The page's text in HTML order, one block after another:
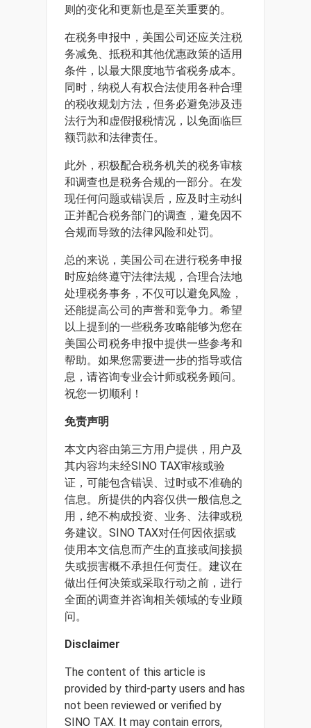
则的变化和更新也是至关重要的。
在税务申报中，美国公司还应关注税
务减免、抵税和其他优惠政策的适用
条件，以最大限度地节省税务成本。
同时，纳税人有权合法使用各种合理
的税收规划方法，但务必避免涉及违
法行为和虚假报税情况，以免面临巨
额罚款和法律责任。
此外，积极配合税务机关的税务审核
和调查也是税务合规的一部分。在发
现任何问题或错误后，应及时主动纠
正并配合税务部门的调查，避免因不
合规而导致的法律风险和处罚。
总的来说，美国公司在进行税务申报
时应始终遵守法律法规，合理合法地
处理税务事务，不仅可以避免风险，
还能提高公司的声誉和竞争力。希望
以上提到的一些税务攻略能够为您在
美国公司税务申报中提供一些参考和
帮助。如果您需要进一步的指导或信
息，请咨询专业会计师或税务顾问。
祝您一切顺利！
免责声明
本文内容由第三方用户提供，用户及
其内容均未经SINO TAX审核或验
证，可能包含错误、过时或不准确的
信息。所提供的内容仅供一般信息之
用，绝不构成投资、业务、法律或税
务建议。SINO TAX对任何因依据或
使用本文信息而产生的直接或间接损
失或损害概不承担任何责任。建议在
做出任何决策或采取行动之前，进行
全面的调查并咨询相关领域的专业顾
问。
Disclaimer
The content of this article is
provided by third-party users and has
not been reviewed or verified by
SINO TAX. It may contain errors,